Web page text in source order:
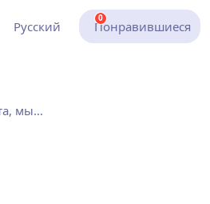
Чтобы достичь порта, мы должны...
Русский
0
Понравившиеся